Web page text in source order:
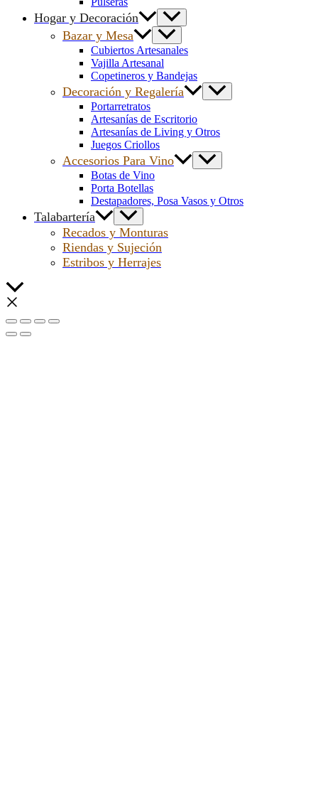
Hogar y Decoración
Bazar y Mesa
Cubiertos Artesanales
Vajilla Artesanal
Copetineros y Bandejas
Decoración y Regalería
Portarretratos
Artesanías de Escritorio
Artesanías de Living y Otros
Juegos Criollos
Accesorios Para Vino
Botas de Vino
Porta Botellas
Destapadores, Posa Vasos y Otros
Talabartería
Recados y Monturas
Riendas y Sujeción
Estribos y Herrajes